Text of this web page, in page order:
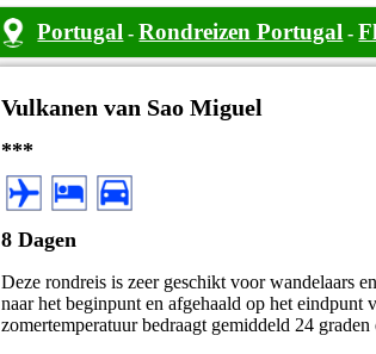
Portugal - Rondreizen Portugal -
Vulkanen van Sao Miguel
***
8 Dagen
Deze rondreis is zeer geschikt voor wandelaars
naar het beginpunt en afgehaald op het
zomertemperatuur bedraagt gemiddeld 24 graden